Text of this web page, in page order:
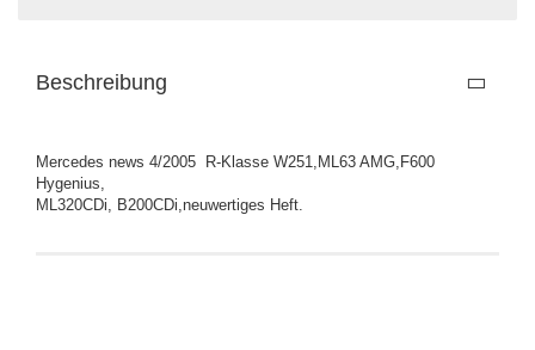
Beschreibung
Mercedes news 4/2005 R-Klasse W251,ML63 AMG,F600
Hygenius,
ML320CDi, B200CDi,neuwertiges Heft.